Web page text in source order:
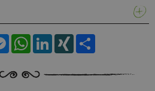
MessengerWhatsApp
LinkedIn
XING